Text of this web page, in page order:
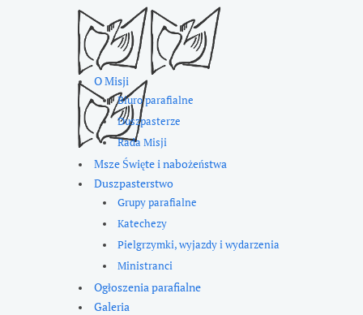
O Misji
Biuro parafialne
Duszpasterze
Rada Misji
Msze Święte i nabożeństwa
Duszpasterstwo
Grupy parafialne
Katechezy
Pielgrzymki, wyjazdy i wydarzenia
Ministranci
Ogłoszenia parafialne
Galeria